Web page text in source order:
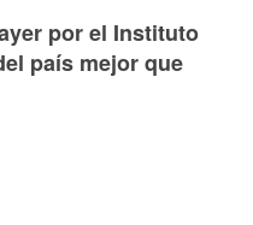
por el Instituto
país mejor que